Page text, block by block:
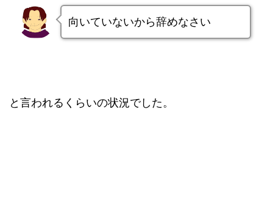
向いていないから辞めなさい
と言われるくらいの状況でした。